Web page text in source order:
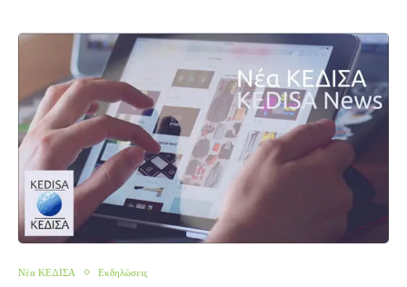
Νέα ΚΕΔΙΣΑ Εκδηλώσεις